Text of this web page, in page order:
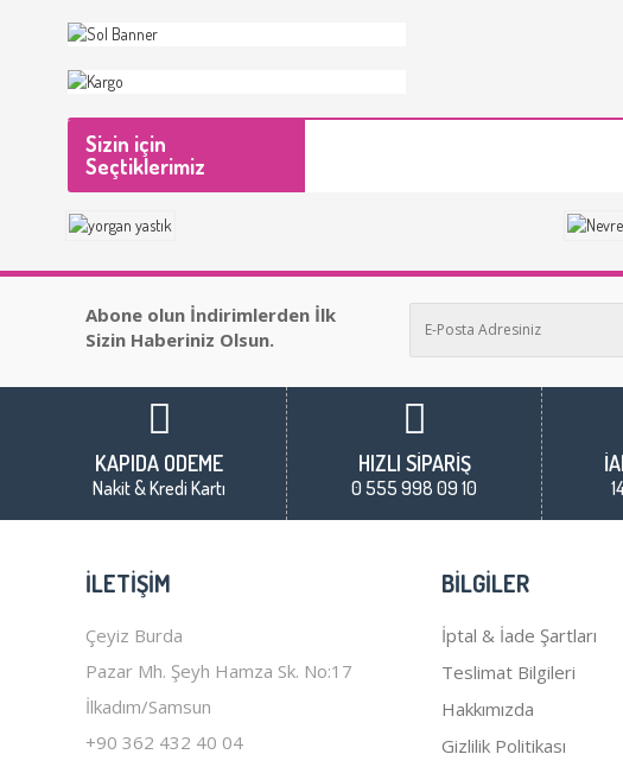
Sizin için
Seçtiklerimiz
Abone olun İndirimlerden İlk
Sizin Haberiniz Olsun.
KAPIDA ÖDEME
Nakit & Kredi Kartı
HIZLI SİPARİŞ
0 555 998 09 10
İLETIŞIM
Çeyiz Burda
Pazar Mh. Şeyh Hamza Sk. No:17
İlkadım/Samsun
+90 362 432 40 04
BILGILER
İptal & İade Şartları
Teslimat Bilgileri
Hakkımızda
Gizlilik Politikası